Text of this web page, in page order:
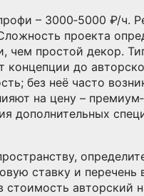
– 3000‑5000 ₽/ч.
проекта
чем простой декор.
до
без неё часто
на цену –
дополнительных
ставку и перечень
авторский